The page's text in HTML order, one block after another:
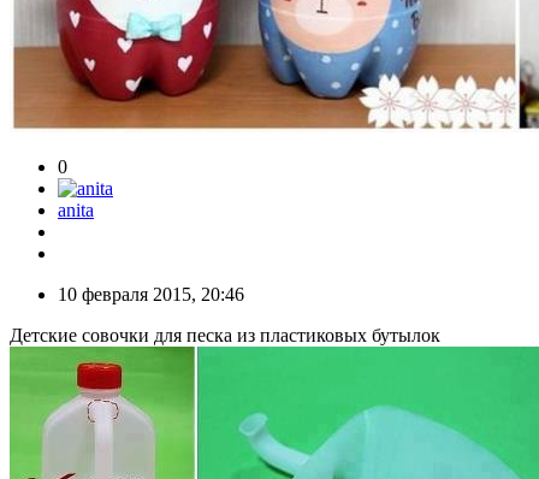
0
anita
10 февраля 2015, 20:46
Детские совочки для песка из пластиковых бутылок